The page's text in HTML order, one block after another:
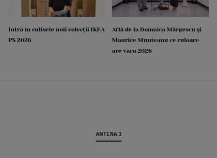
Intră în culisele noii colecții IKEA
PS 2026
Află de la Domnica Mărgescu și
Maurice Munteanu ce culoare
are vara 2026
ANTENA 1